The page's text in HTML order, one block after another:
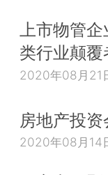
上市物管
类行业颠覆
2020年08月21
房地产投
2020年08月14